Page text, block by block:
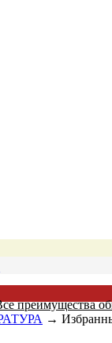
преимущества
→